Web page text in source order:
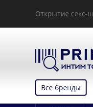
Открытие секс-
Все бренды